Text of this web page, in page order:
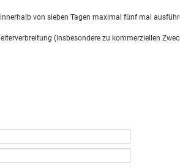
von sieben Tagen maximal fünf mal
(insbesondere zu kommerziellen